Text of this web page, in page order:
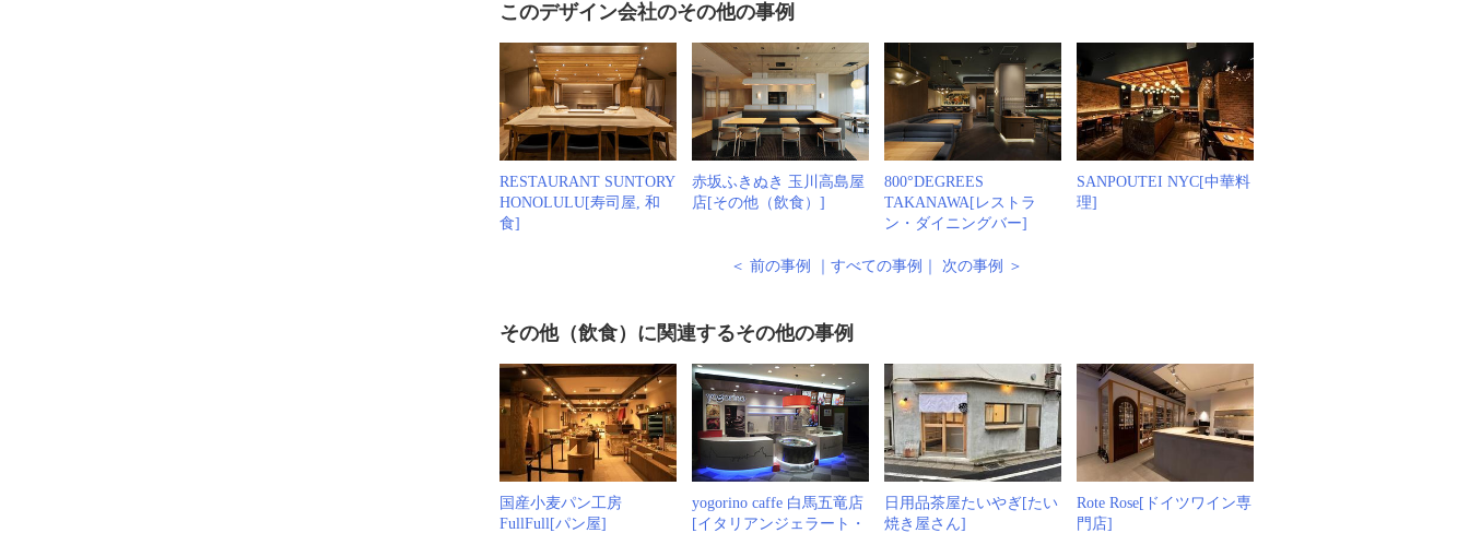
このデザイン会社のその他の事例
RESTAURANT SUNTORY
HONOLULU[寿司屋, 和
食]
赤坂ふきぬき 玉川高島屋
店[その他（飲食）]
800°DEGREES
TAKANAWA[レストラ
ン・ダイニングバー]
SANPOUTEI NYC[中華料
理]
＜ 前の事例 すべての事例 次の事例 ＞
その他（飲食）に関連するその他の事例
国産小麦パン工房
FullFull[パン屋]
yogorino caffe 白馬五竜店
[イタリアンジェラート・
日用品茶屋たいやぎ[たい
焼き屋さん]
Rote Rose[ドイツワイン専
門店]